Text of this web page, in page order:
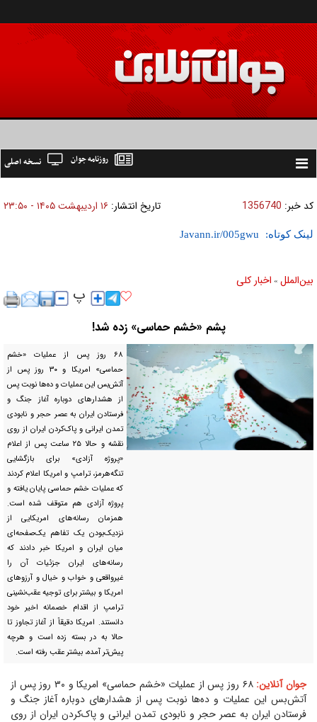
Toggle
نسخه اصلی روزنامه جوان
کد خبر: 1356740 تاریخ انتشار: ۱۶ ارديبهشت ۱۴۰۵ - ۲۳:۵۰
لینک کوتاه:
بين‌الملل » اخبار كلی
پشم «خشم حماسی» زده شد!
۶۸ روز پس از عملیات «خشم
حماسی» امریکا و ۳۰ روز پس از
آتش‌بس این عملیات و ده‌ها نوبت پس
از هشدار‌های دوباره آغاز جنگ و
فرستادن ایران به عصر حجر و نابودی
تمدن ایرانی و پاک‌کردن ایران از روی
نقشه و حالا ۲۵ ساعت پس از اعلام
«پروژه آزادی» برای بازگشایی
تنگه‌هرمز، ترامپ و امریکا اعلام کردند
که عملیات خشم حماسی پایان یافته و
پروژه آزادی هم متوقف شده است.
همزمان رسانه‌های امریکایی از
نزدیک‌بودن یک تفاهم یک‌صفحه‌ای
میان ایران و امریکا خبر دادند که
رسانه‌های ایران جزئیات آن را
غیرواقعی و خواب و خیال و آرزو‌های
امریکا و بیشتر برای توجیه عقب‌نشینی
ترامپ از اقدام خصمانه اخیر خود
دانستند. امریکا دقیقاً از آغاز تجاوز تا
حالا به در بسته زده است و هرچه
پیش‌تر آمده، بیشتر عقب رفته است.
جوان آنلاین:
۶۸ روز پس از عملیات «خشم حماسی» امریکا و ۳۰ روز پس از
آتش‌بس این عملیات و ده‌ها نوبت پس از هشدار‌های دوباره آغاز جنگ و
فرستادن ایران به عصر حجر و نابودی تمدن ایرانی و پاک‌کردن ایران از روی